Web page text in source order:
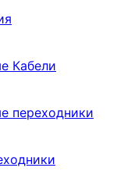
Кабели
переходники